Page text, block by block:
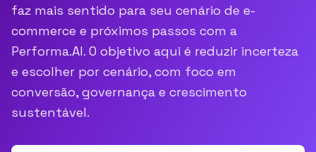
faz mais sentido para seu cenário de e-
commerce e próximos passos com a
Performa.AI. O objetivo aqui é reduzir incerteza
e escolher por cenário, com foco em
conversão, governança e crescimento
sustentável.